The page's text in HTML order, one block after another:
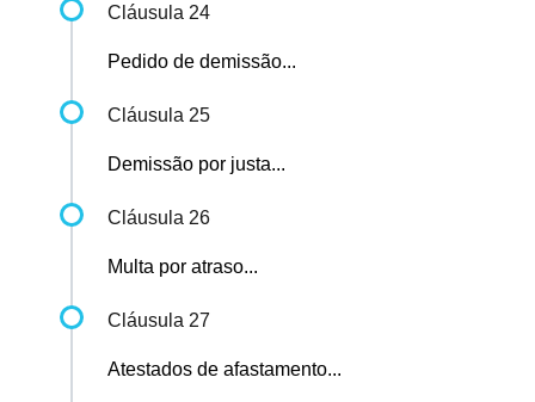
Cláusula 24
Pedido de demissão...
Cláusula 25
Demissão por justa...
Cláusula 26
Multa por atraso...
Cláusula 27
Atestados de afastamento...